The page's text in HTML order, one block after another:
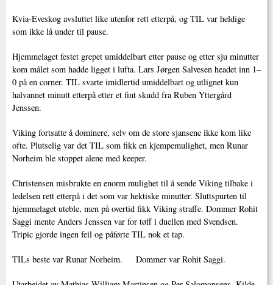
Kvia-Eveskog avsluttet like utenfor rett etterpå, og TIL var heldige
som ikke lå under til pause.
Hjemmelaget festet grepet umiddelbart etter pause og etter sju minutter
kom målet som hadde ligget i lufta. Lars Jørgen Salvesen headet inn 1–
0 på en corner. TIL svarte imidlertid umiddelbart og utlignet kun
halvannet minutt etterpå etter et fint skudd fra Ruben Yttergård
Jenssen.
Viking fortsatte å dominere, selv om de store sjansene ikke kom like
ofte. Plutselig var det TIL som fikk en kjempemulighet, men Runar
Norheim ble stoppet alene med keeper.
Christensen misbrukte en enorm mulighet til å sende Viking tilbake i
ledelsen rett etterpå i det som var hektiske minutter. Sluttspurten til
hjemmelaget uteble, men på overtid fikk Viking straffe. Dommer Rohit
Saggi mente Anders Jenssen var for tøff i duellen med Svendsen.
Tripic gjorde ingen feil og påførte TIL nok et tap.
TILs beste var Runar Norheim. Dommer var Rohit Saggi.